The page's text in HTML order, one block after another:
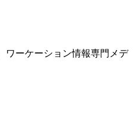
ワーケーション情報専門メデ